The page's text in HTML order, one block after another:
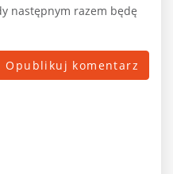
następnym razem będę